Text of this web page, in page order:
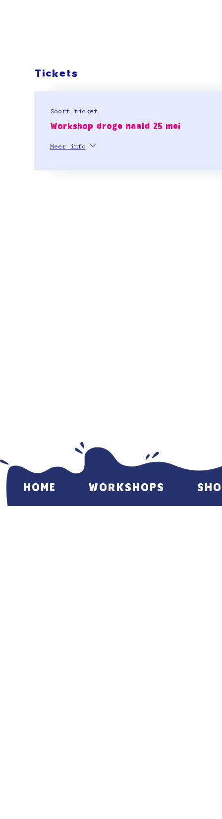
Tickets
Soort ticket
Workshop droge naald 25 mei
Meer info
HOME WORKSHOPS